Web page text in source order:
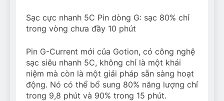
Sạc cực nhanh 5C Pin dòng G: sạc 80% chỉ
trong vòng chưa đầy 10 phút
Pin G-Current mới của Gotion, có công nghệ
sạc siêu nhanh 5C, không chỉ là một khái
niệm mà còn là một giải pháp sẵn sàng hoạt
động. Nó có thể bổ sung 80% năng lượng chỉ
trong 9,8 phút và 90% trong 15 phút.